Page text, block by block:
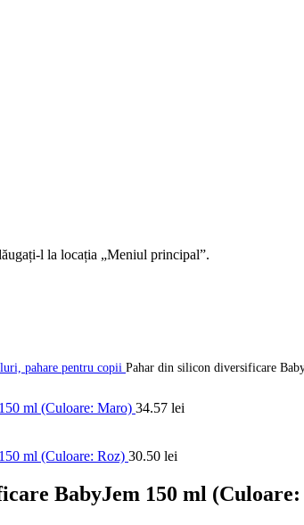
l la locația „Meniul principal”.
pahare pentru copii Pahar din silicon diversificare
ml (Culoare: Maro) 34.57 lei
ml (Culoare: Roz) 30.50 lei
BabyJem 150 ml